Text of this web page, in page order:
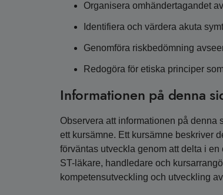
Organisera omhändertagandet
Identifiera och värdera akuta
Genomföra riskbedömning
Redogöra för etiska principer
Informationen på denna
Observera att informationen på denna
ett kursämne. Ett kursämne beskriver
förväntas utveckla genom att delta i
ST-läkare, handledare och
kompetensutveckling och utveckling